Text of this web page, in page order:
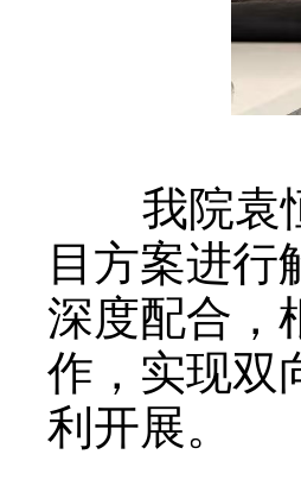
我院袁恒
目方案进行
深度配合，
作，实现双
利开展。